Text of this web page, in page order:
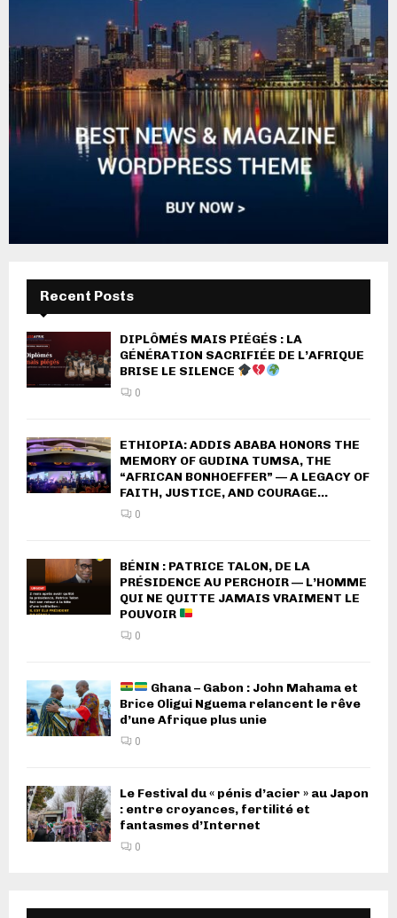
Recent Posts
DIPLÔMÉS MAIS PIÉGÉS : LA
GÉNÉRATION SACRIFIÉE DE L’AFRIQUE
BRISE LE SILENCE
0
ETHIOPIA: ADDIS ABABA HONORS THE
MEMORY OF GUDINA TUMSA, THE
“AFRICAN BONHOEFFER” — A LEGACY OF
FAITH, JUSTICE, AND COURAGE...
0
BÉNIN : PATRICE TALON, DE LA
PRÉSIDENCE AU PERCHOIR — L’HOMME
QUI NE QUITTE JAMAIS VRAIMENT LE
POUVOIR
0
Ghana – Gabon : John Mahama et
Brice Oligui Nguema relancent le rêve
d’une Afrique plus unie
0
Le Festival du « pénis d’acier » au Japon
: entre croyances, fertilité et
fantasmes d’Internet
0